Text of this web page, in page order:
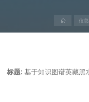
信
标题: 基于知识图谱英藏黑